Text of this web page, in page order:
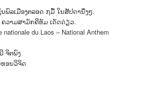
ພົລເມືອງຕລອດ ໗ມື້ ໃນສັປດານື່ງໆ.
ວາມສາມັກຄີທັມ ເດັດດ່ຽວ.
nationale du Laos – National Anthem
ຈິຕພົງ
ອນວິຈິດ